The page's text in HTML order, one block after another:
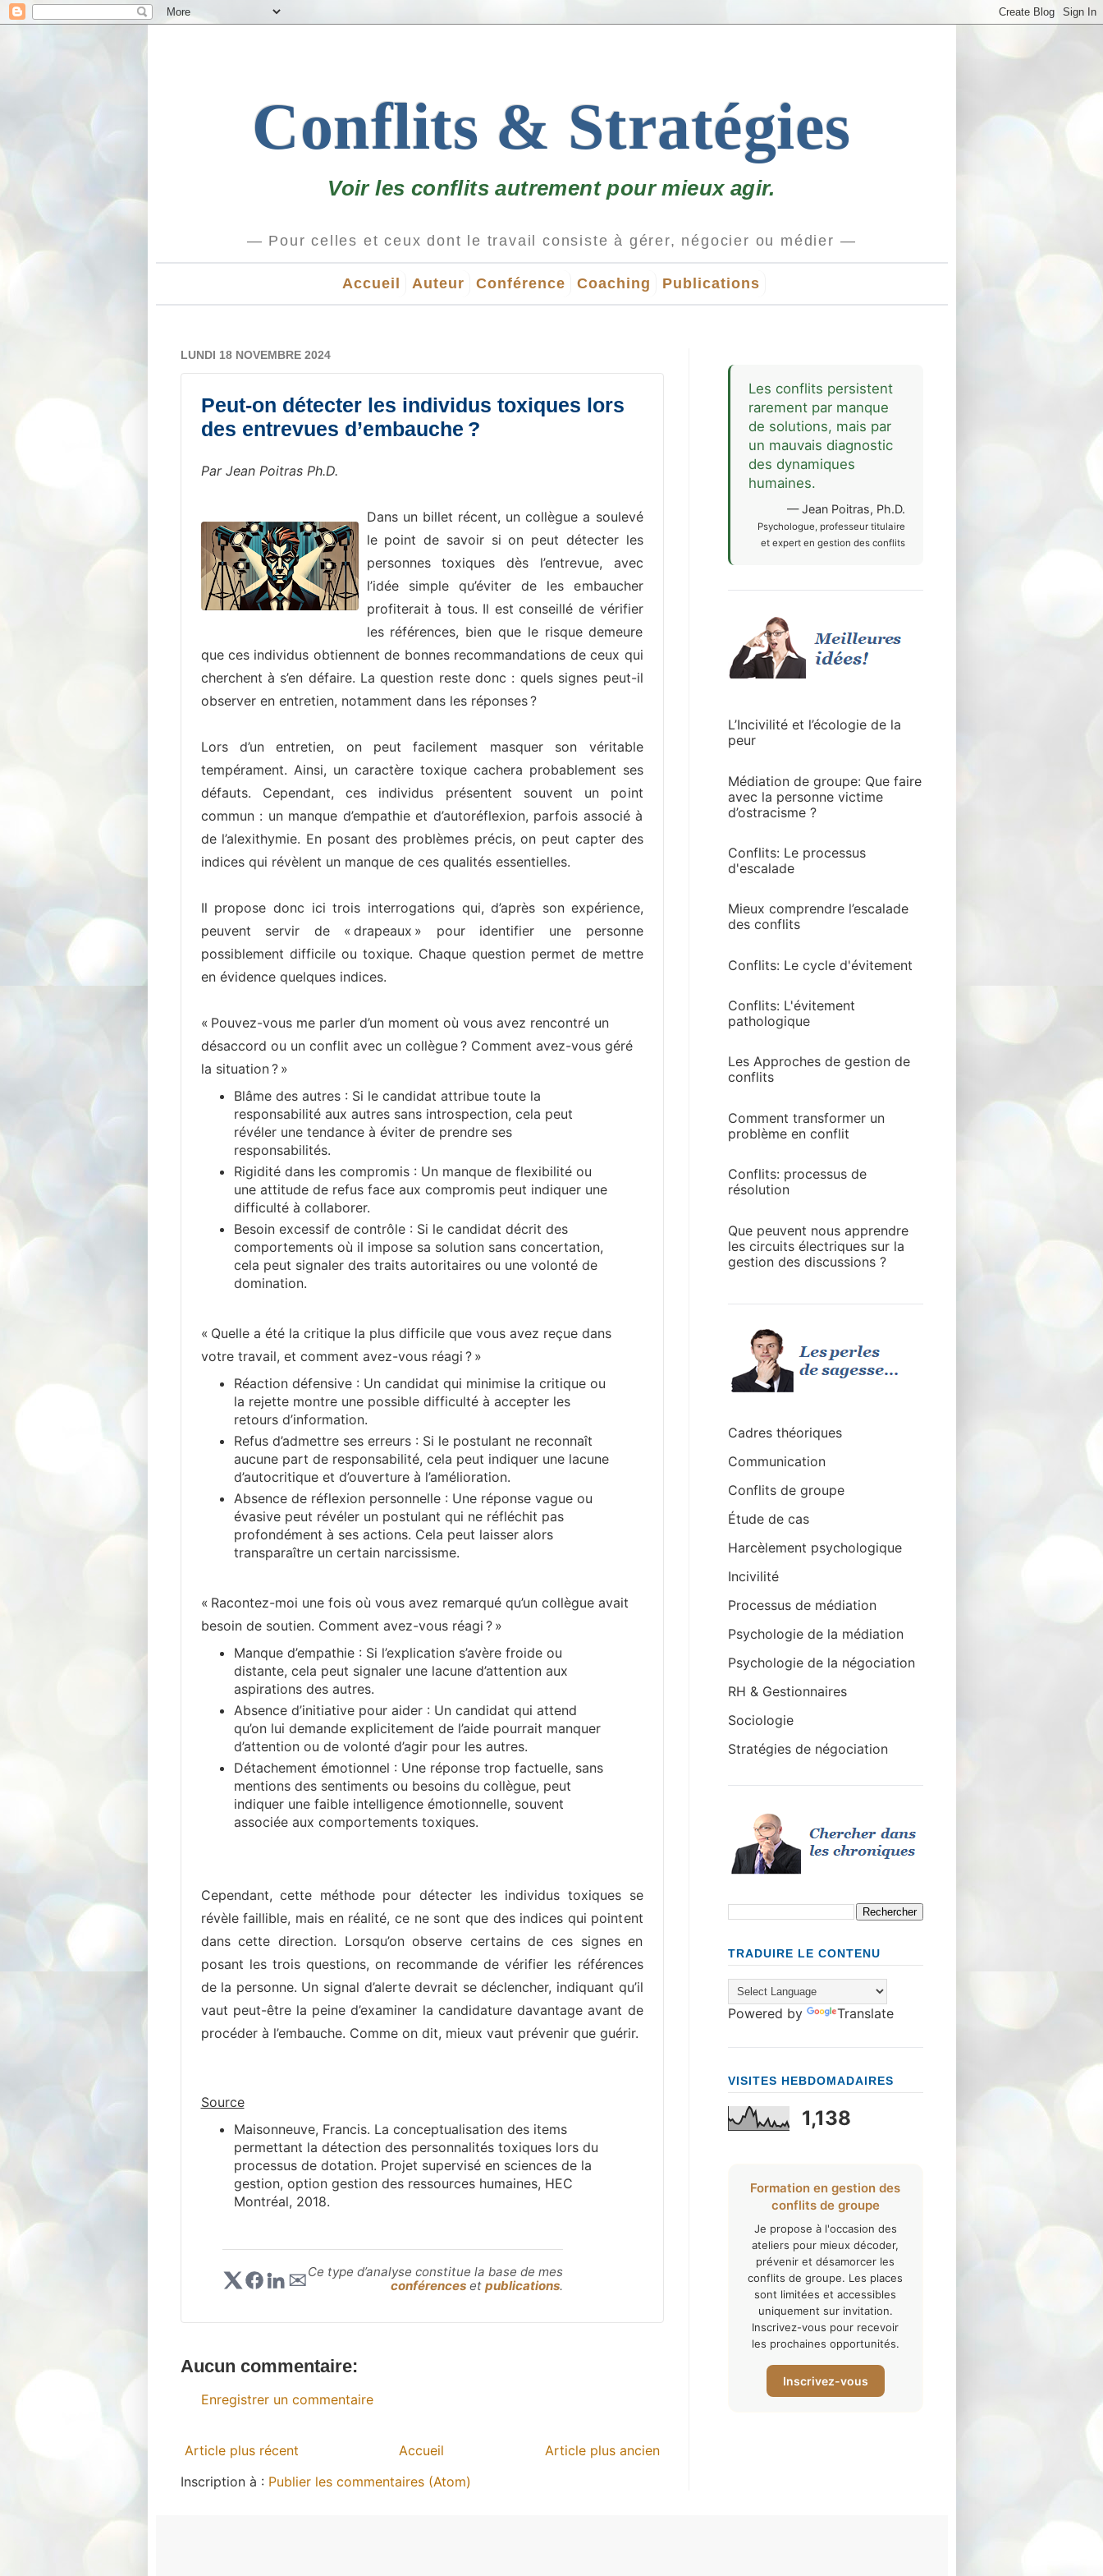
Conflits & Stratégies
Voir les conflits autrement pour mieux agir.
Accueil Auteur Conférence Coaching Publications
LUNDI 18 NOVEMBRE 2024
Peut-on détecter les individus toxiques lors
des entrevues d’embauche ?
Par Jean Poitras Ph.D.
Dans un billet récent, un collègue a soulevé
le point de savoir si on peut détecter les
personnes toxiques dès l’entrevue, avec
l’idée simple qu’éviter de les embaucher
profiterait à tous. Il est conseillé de vérifier
les références, bien que le risque demeure
que ces individus obtiennent de bonnes recommandations de ceux qui
cherchent à s’en défaire. La question reste donc : quels signes peut-il
observer en entretien, notamment dans les réponses ?
Lors d’un entretien, on peut facilement masquer son véritable
tempérament. Ainsi, un caractère toxique cachera probablement ses
défauts. Cependant, ces individus présentent souvent un point
commun : un manque d’empathie et d’autoréflexion, parfois associé à
de l’alexithymie. En posant des problèmes précis, on peut capter des
indices qui révèlent un manque de ces qualités essentielles.
Il propose donc ici trois interrogations qui, d’après son expérience,
peuvent servir de « drapeaux » pour identifier une personne
possiblement difficile ou toxique. Chaque question permet de mettre
en évidence quelques indices.
« Pouvez-vous me parler d’un moment où vous avez rencontré un
désaccord ou un conflit avec un collègue ? Comment avez-vous géré
la situation ? »
Blâme des autres : Si le candidat attribue toute la
responsabilité aux autres sans introspection, cela peut
révéler une tendance à éviter de prendre ses
responsabilités.
Rigidité dans les compromis : Un manque de flexibilité ou
une attitude de refus face aux compromis peut indiquer une
difficulté à collaborer.
Besoin excessif de contrôle : Si le candidat décrit des
comportements où il impose sa solution sans concertation,
cela peut signaler des traits autoritaires ou une volonté de
domination.
« Quelle a été la critique la plus difficile que vous avez reçue dans
votre travail, et comment avez-vous réagi ? »
Réaction défensive : Un candidat qui minimise la critique ou
la rejette montre une possible difficulté à accepter les
retours d’information.
Refus d’admettre ses erreurs : Si le postulant ne reconnaît
aucune part de responsabilité, cela peut indiquer une lacune
d’autocritique et d’ouverture à l’amélioration.
Absence de réflexion personnelle : Une réponse vague ou
évasive peut révéler un postulant qui ne réfléchit pas
profondément à ses actions. Cela peut laisser alors
transparaître un certain narcissisme.
« Racontez-moi une fois où vous avez remarqué qu’un collègue avait
besoin de soutien. Comment avez-vous réagi ? »
Manque d’empathie : Si l’explication s’avère froide ou
distante, cela peut signaler une lacune d’attention aux
aspirations des autres.
Absence d’initiative pour aider : Un candidat qui attend
qu’on lui demande explicitement de l’aide pourrait manquer
d’attention ou de volonté d’agir pour les autres.
Détachement émotionnel : Une réponse trop factuelle, sans
mentions des sentiments ou besoins du collègue, peut
indiquer une faible intelligence émotionnelle, souvent
associée aux comportements toxiques.
Cependant, cette méthode pour détecter les individus toxiques se
révèle faillible, mais en réalité, ce ne sont que des indices qui pointent
dans cette direction. Lorsqu’on observe certains de ces signes en
posant les trois questions, on recommande de vérifier les références
de la personne. Un signal d’alerte devrait se déclencher, indiquant qu’il
vaut peut-être la peine d’examiner la candidature davantage avant de
procéder à l’embauche. Comme on dit, mieux vaut prévenir que guérir.
Source
Maisonneuve, Francis. La conceptualisation des items
permettant la détection des personnalités toxiques lors du
processus de dotation. Projet supervisé en sciences de la
gestion, option gestion des ressources humaines, HEC
Montréal, 2018.
✉︎Ce type d’analyse constitue la base de mes
conférencesetpublications.
Aucun commentaire:
Enregistrer un commentaire
Article plus récent Article plus ancien
Accueil
Inscription à : Publier les commentaires (Atom)
Les conflits persistent
rarement par manque
de solutions, mais par
un mauvais diagnostic
des dynamiques
humaines.
— Jean Poitras, Ph.D.
Psychologue, professeur titulaire
et expert en gestion des conflits
L’Incivilité et l’écologie de la
peur
Médiation de groupe: Que faire
avec la personne victime
d’ostracisme ?
Conflits: Le processus
d'escalade
Mieux comprendre l’escalade
des conflits
Conflits: Le cycle d'évitement
Conflits: L'évitement
pathologique
Les Approches de gestion de
conflits
Comment transformer un
problème en conflit
Conflits: processus de
résolution
Que peuvent nous apprendre
les circuits électriques sur la
gestion des discussions ?
Cadres théoriques
Communication
Conflits de groupe
Étude de cas
Harcèlement psychologique
Incivilité
Processus de médiation
Psychologie de la médiation
Psychologie de la négociation
RH & Gestionnaires
Sociologie
Stratégies de négociation
TRADUIRE LE CONTENU
Powered by Translate
VISITES HEBDOMADAIRES
1,138
Formation en gestion des
conflits de groupe
Je propose à l'occasion des
ateliers pour mieux décoder,
prévenir et désamorcer les
conflits de groupe. Les places
sont limitées et accessibles
uniquement sur invitation.
Inscrivez-vous pour recevoir
les prochaines opportunités.
Inscrivez-vous